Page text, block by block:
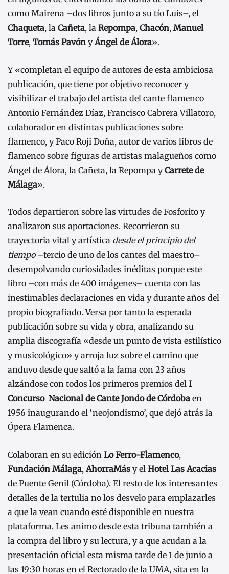
como Mairena –dos libros junto a su tío Luis–, el
Chaqueta, la Cañeta, la Repompa, Chacón, Manuel
Torre, Tomás Pavón yÁngel de Álora».
Y «completan el equipo de autores de esta ambiciosa
publicación, que tiene por objetivo reconocer y
visibilizar el trabajo del artista del cante flamenco
Antonio Fernández Díaz, Francisco Cabrera Villatoro,
colaborador en distintas publicaciones sobre
flamenco, y Paco Roji Doña, autor de varios libros de
flamenco sobre figuras de artistas malagueños como
Ángel de Álora, la Cañeta, la Repompa yCarrete de
Málaga».
Todos departieron sobre las virtudes de Fosforito y
analizaron sus aportaciones. Recorrieron su
trayectoria vital y artística desde el principio del
tiempo–tercio de uno de los cantes del maestro–
desempolvando curiosidades inéditas porque este
libro –con más de 400 imágenes– cuenta con las
inestimables declaraciones en vida y durante años del
propio biografiado. Versa por tanto la esperada
publicación sobre su vida y obra, analizando su
amplia discografía «desde un punto de vista estilístico
y musicológico» y arroja luz sobre el camino que
anduvo desde que saltó a la fama con 23 años
alzándose con todos los primeros premios del I
Concurso Nacional de Cante Jondo de Córdoba en
1956 inaugurando el ‘neojondismo’, que dejó atrás la
Ópera Flamenca.
Colaboran en su edición Lo Ferro-Flamenco,
Fundación Málaga, AhorraMás y el Hotel Las Acacias
de Puente Genil (Córdoba). El resto de los interesantes
detalles de la tertulia no los desvelo para emplazarles
a que la vean cuando esté disponible en nuestra
plataforma. Les animo desde esta tribuna también a
la compra del libro y su lectura, y a que acudan a la
presentación oficial esta misma tarde de 1 de junio a
las 19:30 horas en el Rectorado de la UMA, sita en la